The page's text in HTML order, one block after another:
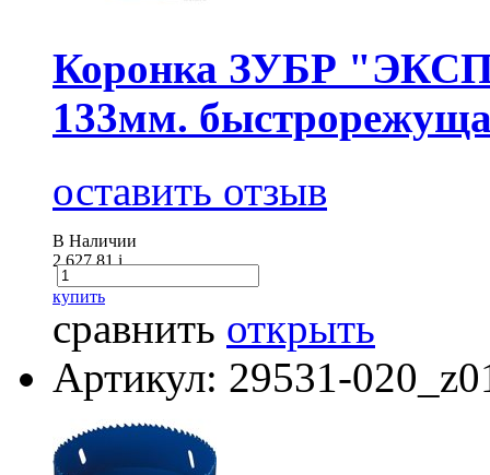
Коронка ЗУБР
133мм.
оставить отзыв
В Наличии
2 627.81i
купить
сравнить открыть
Артикул: 29531-